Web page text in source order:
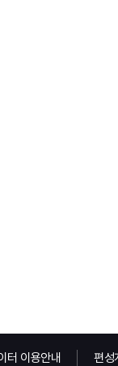
터 이용안내 편성